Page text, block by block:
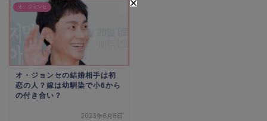
オ・ジョンセ
オ・ジョンセの結婚相手は初
恋の人？嫁は幼馴染で小6から
の付き合い？
2023年8月8日